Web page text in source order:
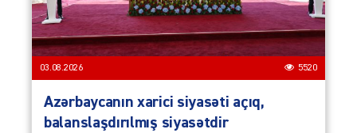
03.08.2026 5520
Azərbaycanın xarici siyasəti açıq,
balanslaşdırılmış siyasətdir